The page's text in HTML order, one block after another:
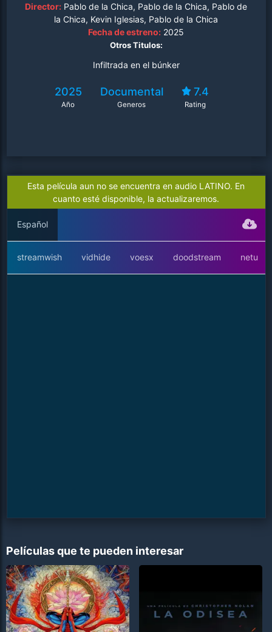
Director: Pablo de la Chica, Pablo de la Chica, Pablo de
la Chica, Kevin Iglesias, Pablo de la Chica
Fecha de estreno: 2025
Otros Titulos:
Infiltrada en el búnker
2025
Año
Documental
Generos
7.4
Rating
Esta película aun no se encuentra en audio LATINO. En
cuanto esté disponible, la actualizaremos.
Español
streamwish vidhide voesx doodstream netu
Películas que te pueden interesar